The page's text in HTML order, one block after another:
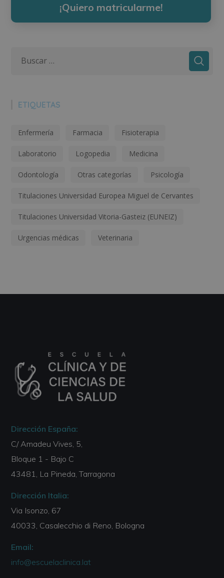
¡Quiero matricularme!
ETIQUETAS
Enfermería Farmacia Fisioterapia
Laboratorio Logopedia Medicina
Odontología Otras categorías Psicología
Titulaciones Universidad Europea Miguel de Cervantes
Titulaciones Universidad Vitoria-Gasteiz (EUNEIZ)
Urgencias médicas Veterinaria
Dirección España:
C/ Amadeu Vives, 5,
Bloque 1 - Bajo C
43481, La Pineda, Tarragona
Dirección Italia:
Via Isonzo, 67
40033, Casalecchio di Reno, Bologna
Email:
info@escuelaclinica.lat